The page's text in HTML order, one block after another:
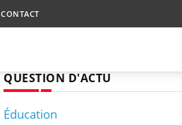
CONTACT
QUESTION D'ACTU
Éducation